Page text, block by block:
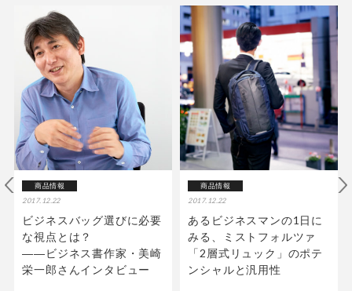
商品情報
2017.12.22
ビジネスバッグ選びに必要
な視点とは？
――ビジネス書作家・美崎
栄一郎さんインタビュー
商品情報
2017.12.22
あるビジネスマンの1日に
みる、ミストフォルツァ
「2層式リュック」のポテ
ンシャルと汎用性